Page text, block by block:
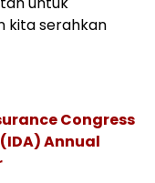
kita serahkan
Congress
Annual